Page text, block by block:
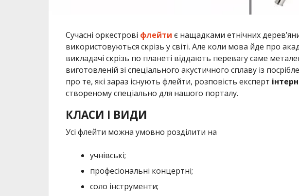
Сучасні оркестрові флейти є нащадками етнічних
використовуються скрізь у світі. Але коли мова йде про
викладачі скрізь по планеті віддають перевагу саме
виготовленій зі спеціального акустичного сплаву із
про те, які зараз існують флейти, розповість експерт
створеному спеціально для нашого порталу.
КЛАСИ І ВИДИ
Усі флейти можна умовно розділити на
учнівські;
професіональні концертні;
соло інструменти;